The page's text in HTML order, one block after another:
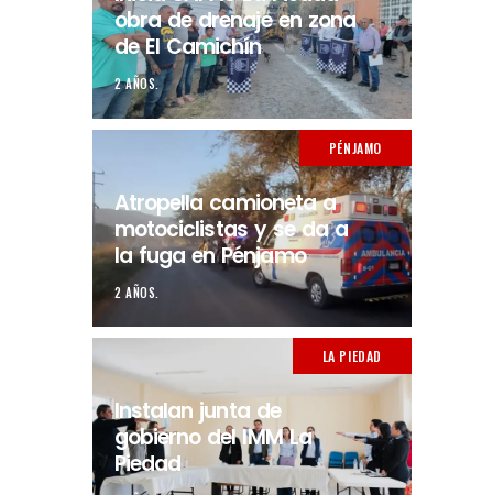
obra de drenaje en zona
de El Camichín
2 AÑOS.
PÉNJAMO
Atropella camioneta a
motociclistas y se da a
la fuga en Pénjamo
2 AÑOS.
LA PIEDAD
Instalan junta de
gobierno del IMM La
Piedad